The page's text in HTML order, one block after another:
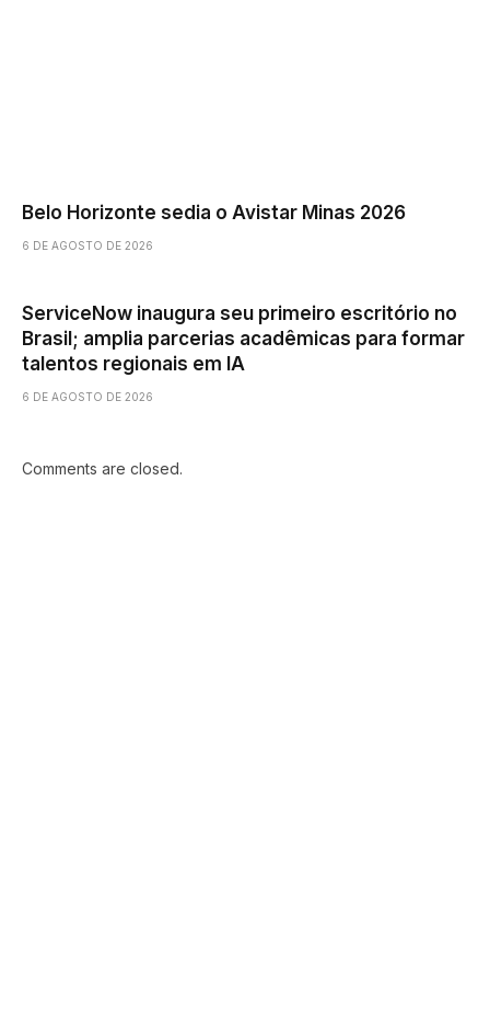
Belo Horizonte sedia o Avistar Minas 2026
6 DE AGOSTO DE 2026
ServiceNow inaugura seu primeiro escritório no
Brasil; amplia parcerias acadêmicas para formar
talentos regionais em IA
6 DE AGOSTO DE 2026
Comments are closed.